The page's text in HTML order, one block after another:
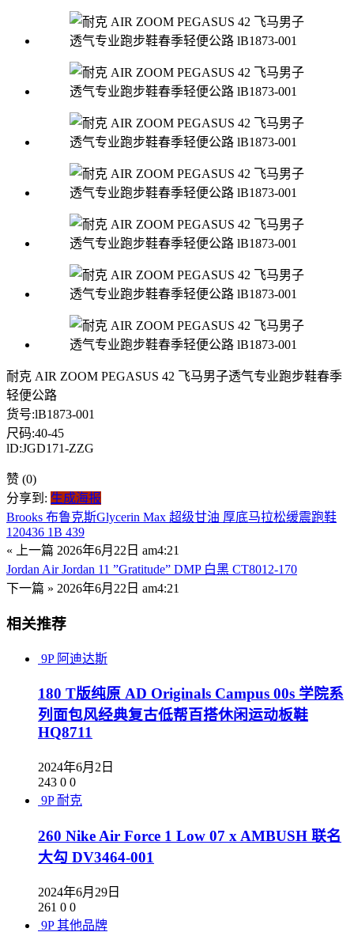
耐克 AIR ZOOM PEGASUS 42 飞马男子透气专业跑步鞋春季
轻便公路
货号:lB1873-001
尺码:40-45
lD:JGD171-ZZG
赞 (0)
分享到: 生成海报
Brooks 布鲁克斯Glycerin Max 超级甘油 厚底马拉松缓震跑鞋
120436 1B 439
« 上一篇 2026年6月22日 am4:21
Jordan Air Jordan 11 ”Gratitude” DMP 白黑 CT8012-170
下一篇 » 2026年6月22日 am4:21
相关推荐
9P 阿迪达斯
180 T版纯原 AD Originals Campus 00s 学院系
列面包风经典复古低帮百搭休闲运动板鞋
HQ8711
2024年6月2日
243 0 0
9P 耐克
260 Nike Air Force 1 Low 07 x AMBUSH 联名
大勾 DV3464-001
2024年6月29日
261 0 0
9P 其他品牌